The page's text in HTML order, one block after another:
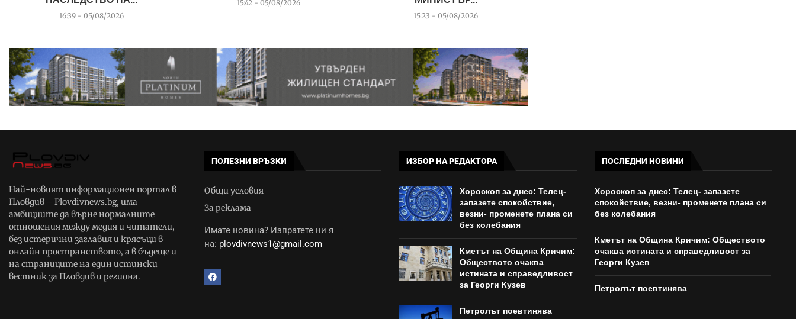
16:39 - 05/08/2026
15:42 - 05/08/2026
15:23 - 05/08/2026
Най-новият информационен портал в
Пловдив – Plovdivnews.bg, има
амбициите да върне нормалните
отношения между медия и читатели,
без истерични заглавия и крясъци в
онлайн пространството, а в бъдеще и
на страниците на един истински
вестник за Пловдив и региона.
ПОЛЕЗНИ ВРЪЗКИ
Общи условия
За реклама
Имате новина? Изпратете ни я
на: plovdivnews1@gmail.com
ИЗБОР НА РЕДАКТОРА
Хороскоп за днес: Телец-
запазете спокойствие,
везни- променете плана си
без колебания
Кметът на Община Кричим:
Обществото очаква
истината и справедливост
за Георги Кузев
Петролът поевтинява
ПОСЛЕДНИ НОВИНИ
Хороскоп за днес: Телец- запазете
спокойствие, везни- променете плана си
без колебания
Кметът на Община Кричим: Обществото
очаква истината и справедливост за
Георги Кузев
Петролът поевтинява